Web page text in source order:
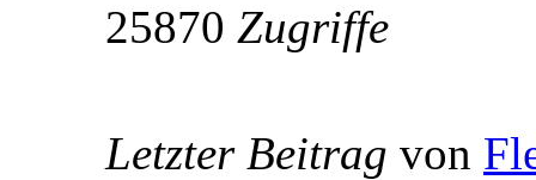
25870 Zugriffe
Letzter Beitrag von